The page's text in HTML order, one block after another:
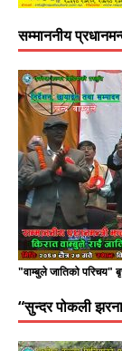
सम्माननीय
"वाम्बुले जातिको परिचय"
“सुन्दर पोकली